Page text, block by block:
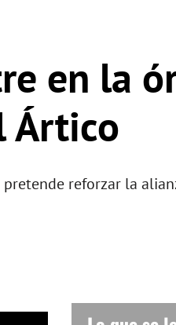
en la
Ártico
reforzar la